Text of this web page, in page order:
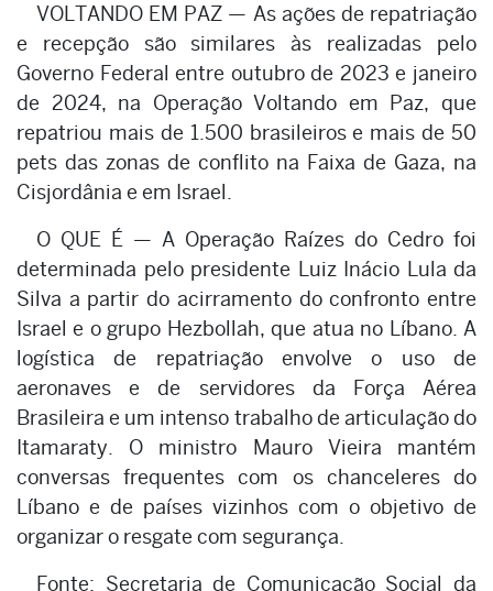
VOLTANDO EM PAZ — As ações de repatriação
e recepção são similares às realizadas pelo
Governo Federal entre outubro de 2023 e janeiro
de 2024, na Operação Voltando em Paz, que
repatriou mais de 1.500 brasileiros e mais de 50
pets das zonas de conflito na Faixa de Gaza, na
Cisjordânia e em Israel.
O QUE É — A Operação Raízes do Cedro foi
determinada pelo presidente Luiz Inácio Lula da
Silva a partir do acirramento do confronto entre
Israel e o grupo Hezbollah, que atua no Líbano. A
logística de repatriação envolve o uso de
aeronaves e de servidores da Força Aérea
Brasileira e um intenso trabalho de articulação do
Itamaraty. O ministro Mauro Vieira mantém
conversas frequentes com os chanceleres do
Líbano e de países vizinhos com o objetivo de
organizar o resgate com segurança.
Fonte: Secretaria de Comunicação Social da